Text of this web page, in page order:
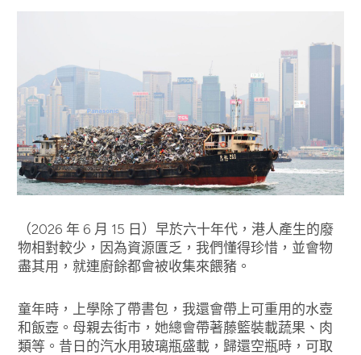
（2026 年 6 月 15 日）早於六十年代，港人產生的廢
物相對較少，因為資源匱乏，我們懂得珍惜，並會物
盡其用，就連廚餘都會被收集來餵豬。
童年時，上學除了帶書包，我還會帶上可重用的水壺
和飯壺。母親去街市，她總會帶著藤籃裝載蔬果、肉
類等。昔日的汽水用玻璃瓶盛載，歸還空瓶時，可取